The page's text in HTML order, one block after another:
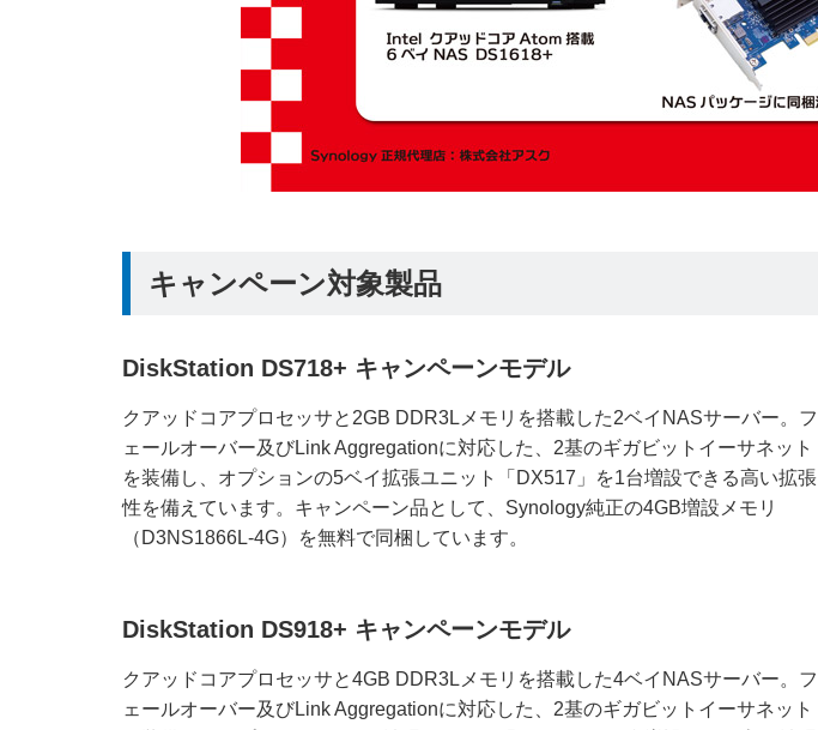
キャンペーン対象製品
DiskStation DS718+ キャンペーンモデル
クアッドコアプロセッサと2GB DDR3Lメモリを搭載した2ベイNASサーバー。フ
ェールオーバー及びLink Aggregationに対応した、2基のギガビットイーサネット
を装備し、オプションの5ベイ拡張ユニット「DX517」を1台増設できる高い拡張
性を備えています。キャンペーン品として、Synology純正の4GB増設メモリ
（D3NS1866L-4G）を無料で同梱しています。
DiskStation DS918+ キャンペーンモデル
クアッドコアプロセッサと4GB DDR3Lメモリを搭載した4ベイNASサーバー。フ
ェールオーバー及びLink Aggregationに対応した、2基のギガビットイーサネット